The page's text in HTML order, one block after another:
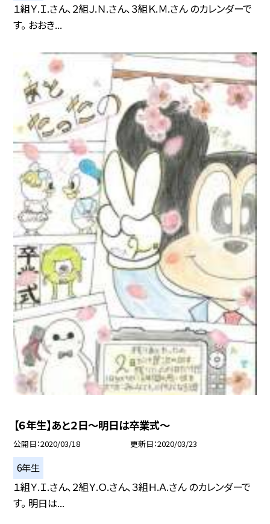
１組Ｙ.Ｉ.さん、２組Ｊ.Ｎ.さん、３組Ｋ.Ｍ.さん のカレンダーで
す。 おおき...
【６年生】あと２日〜明日は卒業式〜
公開日 2020/03/18 更新日 2020/03/23
6年生
１組Ｙ.Ｉ.さん、２組Ｙ.Ｏ.さん、３組Ｈ.Ａ.さん のカレンダーで
す。 明日は...